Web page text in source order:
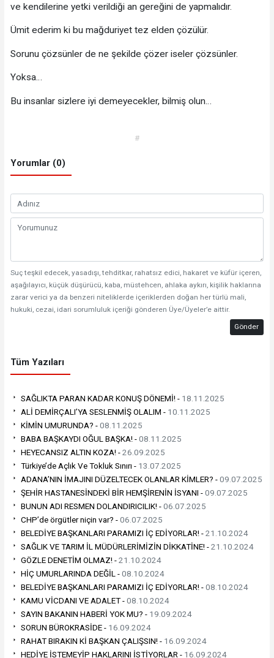
ve kendilerine yetki verildiği an gereğini de yapmalıdır.
Ümit ederim ki bu mağduriyet tez elden çözülür.
Sorunu çözsünler de ne şekilde çözer iseler çözsünler.
Yoksa…
Bu insanlar sizlere iyi demeyecekler, bilmiş olun…
#
Yorumlar (0)
Suç teşkil edecek, yasadışı, tehditkar, rahatsız edici, hakaret ve küfür içeren,
aşağılayıcı, küçük düşürücü, kaba, müstehcen, ahlaka aykırı, kişilik haklarına
zarar verici ya da benzeri niteliklerde içeriklerden doğan her türlü mali,
hukuki, cezai, idari sorumluluk içeriği gönderen Üye/Üyeler’e aittir.
Gönder
Tüm Yazıları
SAĞLIKTA PARAN KADAR KONUŞ DÖNEMİ! - 18.11.2025
ALİ DEMİRÇALI’YA SESLENMİŞ OLALIM - 10.11.2025
KİMİN UMURUNDA? -08.11.2025
BABA BAŞKAYDI OĞUL BAŞKA! -08.11.2025
HEYECANSIZ ALTIN KOZA! -26.09.2025
Türkiye’de Açlık Ve Tokluk Sınırı - 13.07.2025
ADANA’NIN İMAJINI DÜZELTECEK OLANLAR KİMLER? -09.07.2025
ŞEHİR HASTANESİNDEKİ BİR HEMŞİRENİN İSYANI -09.07.2025
BUNUN ADI RESMEN DOLANDIRICILIK! -06.07.2025
CHP’de örgütler niçin var? -06.07.2025
BELEDİYE BAŞKANLARI PARAMIZI İÇ EDİYORLAR! -21.10.2024
SAĞLIK VE TARIM İL MÜDÜRLERİMİZİN DİKKATİNE! -21.10.2024
GÖZLE DENETİM OLMAZ! -21.10.2024
HİÇ UMURLARINDA DEĞİL -08.10.2024
BELEDİYE BAŞKANLARI PARAMIZI İÇ EDİYORLAR! -08.10.2024
KAMU VİCDANI VE ADALET -08.10.2024
SAYIN BAKANIN HABERİ YOK MU? - 19.09.2024
SORUN BÜROKRASİDE - 16.09.2024
RAHAT BIRAKIN Kİ BAŞKAN ÇALIŞSIN! - 16.09.2024
HEDİYE İSTEMEYİP HAKLARINI İSTİYORLAR - 16.09.2024